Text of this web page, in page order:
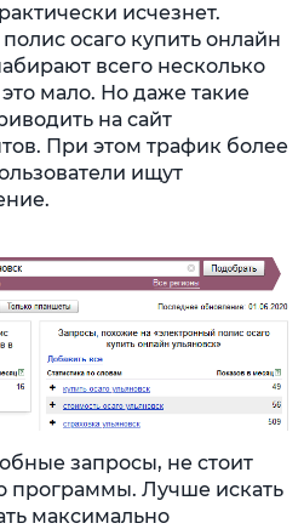
исчезнет.
осаго купить онлайн
всего несколько
мало. Но даже такие
на сайт
При этом трафик более
ищут
запросы, не стоит
программы. Лучше искать
максимально